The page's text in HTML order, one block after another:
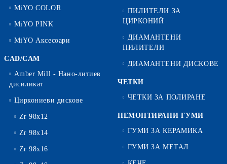
MiYO COLOR
MiYO PINK
MiYO Аксесоари
CAD/CAM
Amber Mill - Нано-литиев
дисиликат
Циркониеви дискове
Zr 98x12
Zr 98x14
Zr 98x16
ПИЛИТЕЛИ ЗА
ЦИРКОНИЙ
ДИАМАНТЕНИ
ПИЛИТЕЛИ
ДИАМАНТЕНИ ДИСКОВЕ
ЧЕТКИ
ЧЕТКИ ЗА ПОЛИРАНЕ
НЕМОНТИРАНИ ГУМИ
ГУМИ ЗА КЕРАМИКА
ГУМИ ЗА МЕТАЛ